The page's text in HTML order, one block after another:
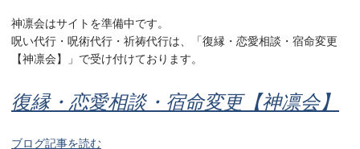
神凛会はサイトを準備中です。
呪い代行・呪術代行・祈祷代行は、「復縁・恋愛相談・宿命変更
【神凛会】」で受け付けております。
復縁・恋愛相談・宿命変更【神凛会】
ブログ記事を読む